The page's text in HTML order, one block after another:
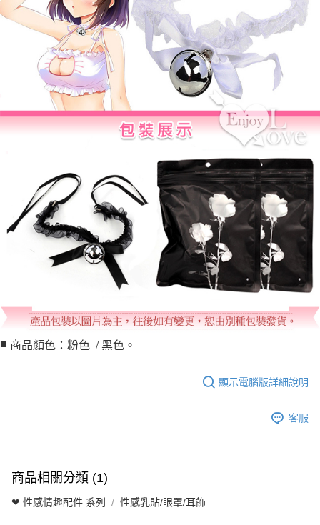
■ 商品顏色：粉色 / 黑色。
顯示電腦版詳細說明
客服
商品相關分類 (1)
❤ 性感情趣配件 系列 性感乳貼/眼罩/耳飾